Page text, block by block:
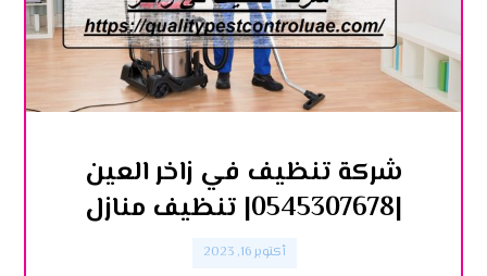
شركة تنظيف في زاخر العين
|0545307678| تنظيف منازل
أكتوبر 16, 2023